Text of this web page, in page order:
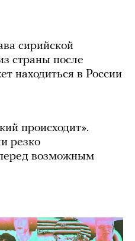
сирийской
страны после
находиться в России
происходит».
резко
возможным